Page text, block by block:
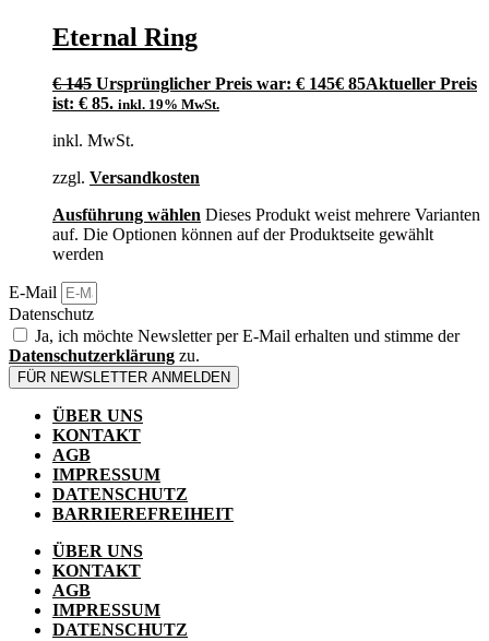
Eternal Ring
€145 Ursprünglicher Preis war: € 145€ 85Aktueller Preis
ist: € 85. inkl. 19% MwSt.
inkl. MwSt.
zzgl. Versandkosten
Ausführung wählen Dieses Produkt weist mehrere Varianten
auf. Die Optionen können auf der Produktseite gewählt
werden
E-Mail
Datenschutz
Ja, ich möchte Newsletter per E-Mail erhalten und stimme der
Datenschutzerklärung zu.
FÜR NEWSLETTER ANMELDEN
ÜBER UNS
KONTAKT
AGB
IMPRESSUM
DATENSCHUTZ
BARRIEREFREIHEIT
ÜBER UNS
KONTAKT
AGB
IMPRESSUM
DATENSCHUTZ